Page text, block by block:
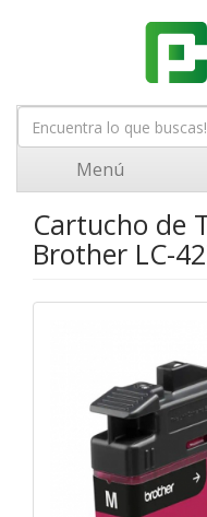
Menú
Cartucho de
Brother LC-